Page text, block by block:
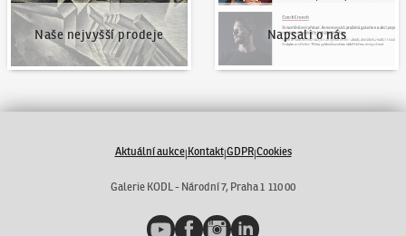
Naše nejvyšší prodeje Napsali o nás
Aktuální aukce|Kontakt|GDPR|Cookies
Galerie KODL - Národní 7, Praha 1 110 00
YouTubeFacebookInstagramLinkedIn